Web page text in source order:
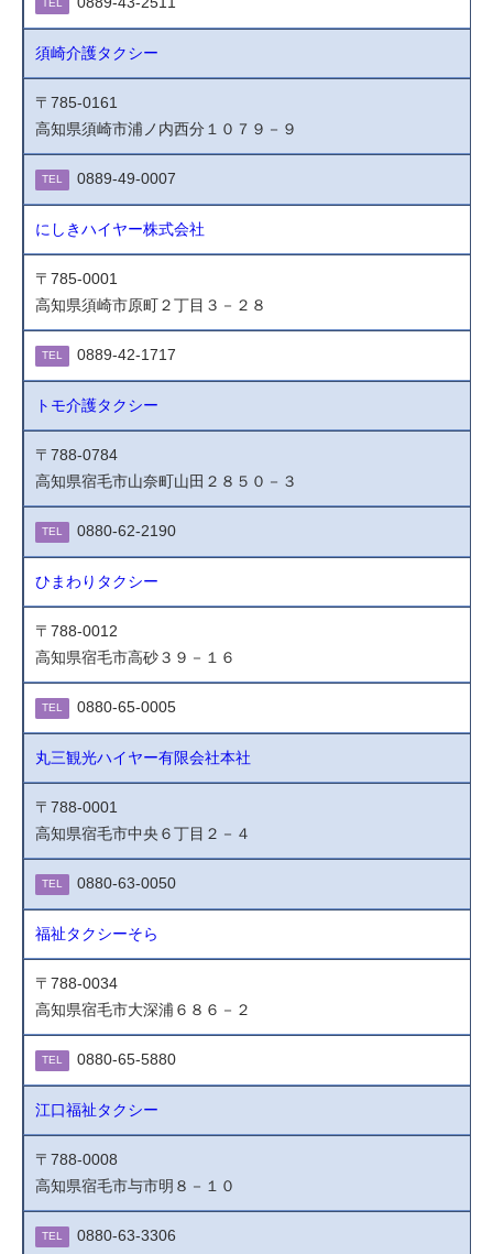
TEL
須崎介護タクシー
〒785-0161
高知県須崎市浦ノ内西分１０７９－９
TEL 0889-49-0007
にしきハイヤー株式会社
〒785-0001
高知県須崎市原町２丁目３－２８
TEL 0889-42-1717
トモ介護タクシー
〒788-0784
高知県宿毛市山奈町山田２８５０－３
TEL 0880-62-2190
ひまわりタクシー
〒788-0012
高知県宿毛市高砂３９－１６
TEL 0880-65-0005
丸三観光ハイヤー有限会社本社
〒788-0001
高知県宿毛市中央６丁目２－４
TEL 0880-63-0050
福祉タクシーそら
〒788-0034
高知県宿毛市大深浦６８６－２
TEL 0880-65-5880
江口福祉タクシー
〒788-0008
高知県宿毛市与市明８－１０
TEL 0880-63-3306